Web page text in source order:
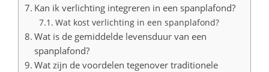
Kan ik verlichting integreren in een spanplafond?
Wat kost verlichting in een spanplafond?
Wat is de gemiddelde levensduur van een
spanplafond?
Wat zijn de voordelen tegenover traditionele